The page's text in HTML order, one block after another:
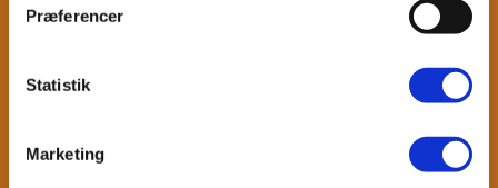
Præferencer
Statistik
Marketing